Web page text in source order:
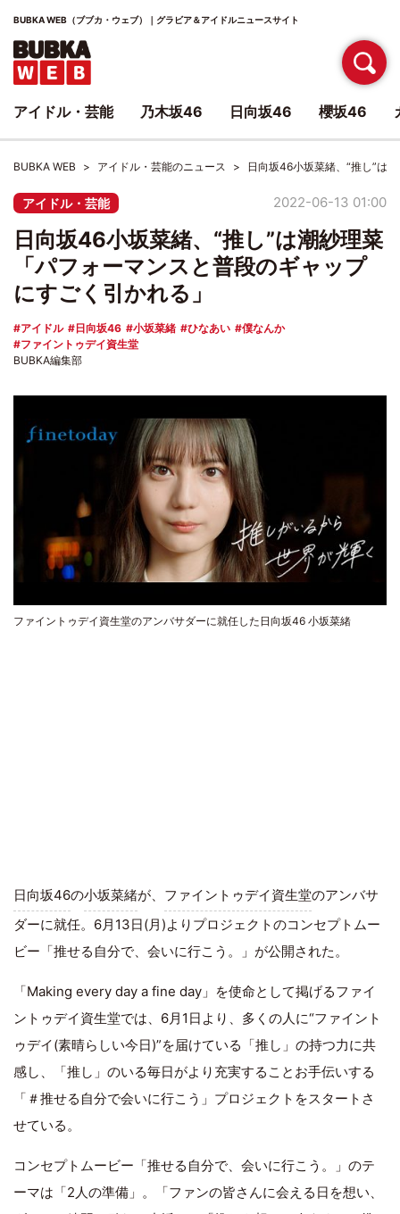
BUBKA WEB（ブブカ・ウェブ）｜グラビア＆アイドルニュースサイト
BUBKA WEB アイドル・芸能のニュース 日向坂46小坂菜緒、“推し”は
アイドル・芸能 2022-06-13 01:00
日向坂46小坂菜緒、“推し”は潮紗理菜
「パフォーマンスと普段のギャップ
にすごく引かれる」
アイドル 日向坂46 小坂菜緒 ひなあい
僕なんか
ファイントゥデイ資生堂
BUBKA編集部
ファイントゥデイ資生堂のアンバサダーに就任した日向坂46 小坂菜緒
日向坂46の小坂菜緒が、 ファイントゥデイ資生堂のアンバサ
ダーに就任。6月13日(月)よりプロジェクトのコンセプトムー
ビー「推せる自分で、会いに行こう。」が公開された。
「Making every day a fine day」を使命として掲げるファイ
ントゥデイ資生堂では、6月1日より、多くの人に“ファイント
ゥデイ(素晴らしい今日)”を届けている「推し」の持つ力に共
感し、「推し」のいる毎日がより充実することお手伝いする
「＃推せる自分で会いに行こう」プロジェクトをスタートさ
せている。
コンセプトムービー「推せる自分で、会いに行こう。」のテ
ーマは「2人の準備」。「ファンの皆さんに会える日を想い、
アイドル・芸能 乃木坂46 日向坂46 櫻坂46